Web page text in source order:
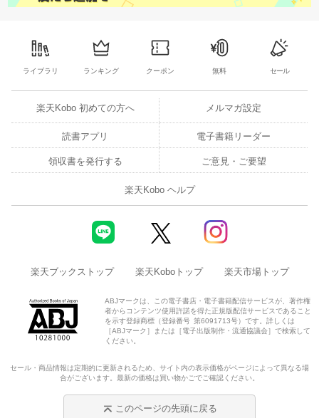
ライブラリ ランキング クーポン 無料 セール
楽天Kobo 初めての方へ メルマガ設定
読書アプリ 電子書籍リーダー
領収書を発行する ご意見・ご要望
楽天Kobo ヘルプ
楽天ブックストップ 楽天Koboトップ 楽天市場トップ
ABJマークは、この電子書店・電子書籍配信サービスが、著作権
者からコンテンツ使用許諾を得た正規版配信サービスであること
を示す登録商標（登録番号 第6091713号）です。詳しくは
［ABJマーク］または［電子出版制作・流通協議会］で検索して
ください。
セール・商品情報は定期的に更新されるため、サイト内の表示価格がページによって異なる場
合がございます。最新の価格は買い物かごでご確認ください。
このページの先頭に戻る